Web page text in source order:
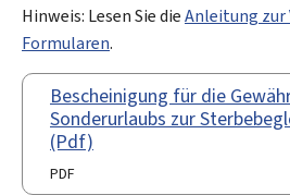
Hinweis: Lesen Sie dieAnleitung zur
Formularen.
Bescheinigung für die
Sonderurlaubs zur
(Pdf)
PDF